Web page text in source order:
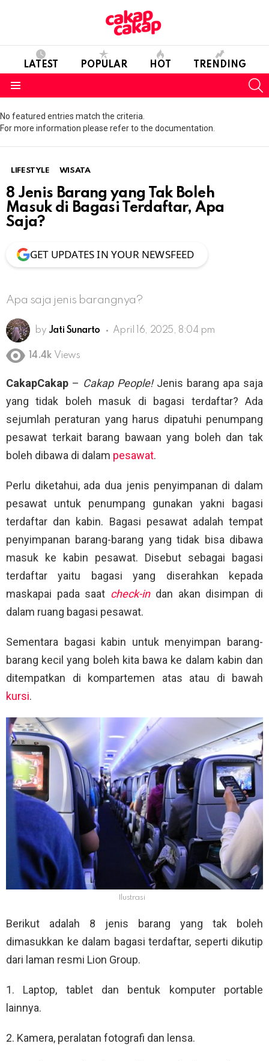
LATEST POPULAR HOT TRENDING
No featured entries match the criteria.
For more information please refer to the documentation.
LIFESTYLE WISATA
8 Jenis Barang yang Tak Boleh
Masuk di Bagasi Terdaftar, Apa
Saja?
GET UPDATES IN YOUR NEWSFEED
Apa saja jenis barangnya?
by Jati Sunarto April 16, 2025, 8:04 pm
14.4k Views
CakapCakap – Cakap People!Jenis barang apa saja
yang tidak boleh masuk di bagasi terdaftar? Ada
sejumlah peraturan yang harus dipatuhi penumpang
pesawat terkait barang bawaan yang boleh dan tak
boleh dibawa di dalam pesawat.
Perlu diketahui, ada dua jenis penyimpanan di dalam
pesawat untuk penumpang gunakan yakni bagasi
terdaftar dan kabin. Bagasi pesawat adalah tempat
penyimpanan barang-barang yang tidak bisa dibawa
masuk ke kabin pesawat. Disebut sebagai bagasi
terdaftar yaitu bagasi yang diserahkan kepada
maskapai pada saat check-indan akan disimpan di
dalam ruang bagasi pesawat.
Sementara bagasi kabin untuk menyimpan barang-
barang kecil yang boleh kita bawa ke dalam kabin dan
ditempatkan di kompartemen atas atau di bawah
kursi.
Ilustrasi
Berikut adalah 8 jenis barang yang tak boleh
dimasukkan ke dalam bagasi terdaftar, seperti dikutip
dari laman resmi Lion Group.
1. Laptop, tablet dan bentuk komputer portable
lainnya.
2. Kamera, peralatan fotografi dan lensa.